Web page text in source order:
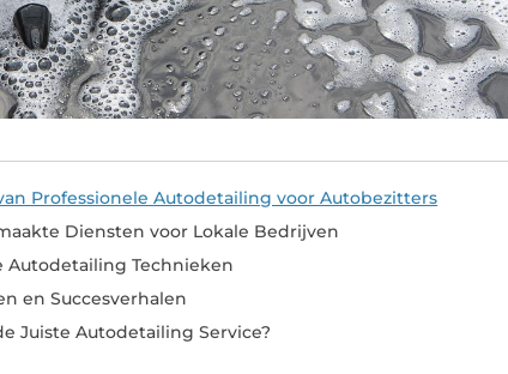
Professionele Autodetailing voor Autobezitters
Diensten voor Lokale Bedrijven
Autodetailing Technieken
en Succesverhalen
Juiste Autodetailing Service?